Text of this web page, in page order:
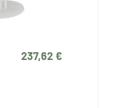
237,62 €